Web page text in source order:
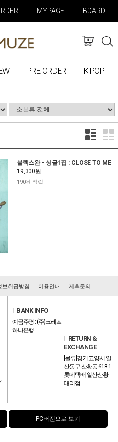
MYPAGE BOARD
PRE-ORDER K-POP
블랙스완 - 싱글1집 : CLOSE TO ME
19,300원
190원 적립
보취급방침 이용안내 제휴문의
BANK INFO
예금주명 : (주)크레프
하나은행
RETURN &
EXCHANGE
[물류]경기 고양시 일
산동구 산황동 618-1
롯데택배 일산산황
대리점
PC버전으로 보기